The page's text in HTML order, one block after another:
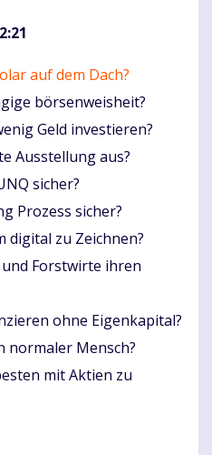
auf dem Dach?
börsenweisheit?
Geld investieren?
Ausstellung aus?
sicher?
Prozess sicher?
digital zu Zeichnen?
Forstwirte ihren
ohne Eigenkapital?
normaler Mensch?
mit Aktien zu